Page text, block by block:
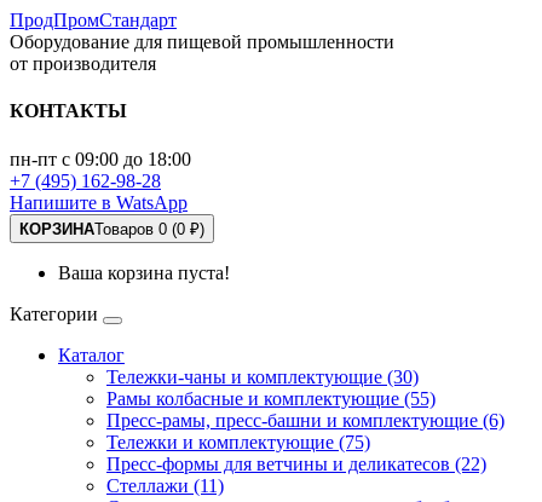
ПродПромСтандарт
Оборудование для пищевой промышленности
от производителя
КОНТАКТЫ
пн-пт с 09:00 до 18:00
+7 (495) 162-98-28
Напишите в WatsApp
КОРЗИНАТоваров 0 (0 ₽)
Ваша корзина пуста!
Категории
Каталог
Тележки-чаны и комплектующие (30)
Рамы колбасные и комплектующие (55)
Пресс-рамы, пресс-башни и комплектующие (6)
Тележки и комплектующие (75)
Пресс-формы для ветчины и деликатесов (22)
Стеллажи (11)